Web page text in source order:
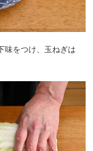
味をつけ、玉ねぎは